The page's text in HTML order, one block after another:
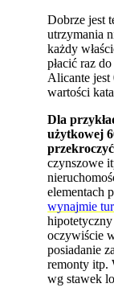
Dobrze jest
utrzymania
każdy
płacić raz
Alicante jest
wartości
Dla
użytkowej
czynszowe
elementach
wynajmie
oczywiście
posiadanie
remonty itp.
wg stawek